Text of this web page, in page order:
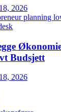
2026
Budsjett
2026